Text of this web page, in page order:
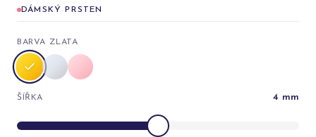
DÁMSKÝ PRSTEN
BARVA ZLATA
ŠÍŘKA 4 mm